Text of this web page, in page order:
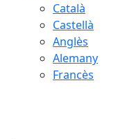
Català
Castellà
Anglès
Alemany
Francès